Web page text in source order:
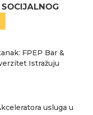
FPEP Bar &
Istražuju
usluga u